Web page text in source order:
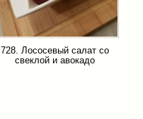
728. Лососевый салат со
свеклой и авокадо